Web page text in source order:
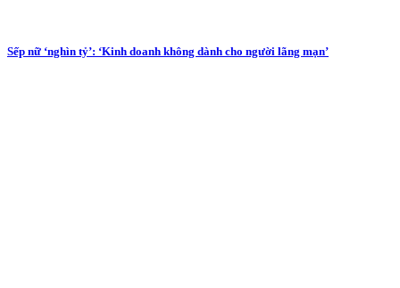
Sếp nữ ‘nghìn tỷ’: ‘Kinh doanh không dành cho người lãng mạn’